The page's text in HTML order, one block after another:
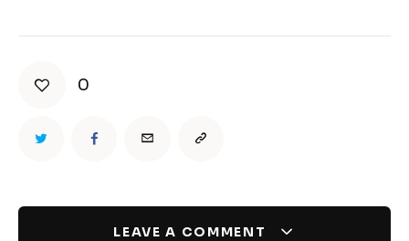
0
LEAVE A COMMENT